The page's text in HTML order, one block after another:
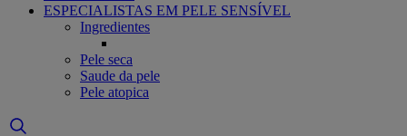
ESPECIALISTAS EM PELE SENSÍVEL
Ingredientes
Pele seca
Saude da pele
Pele atopica